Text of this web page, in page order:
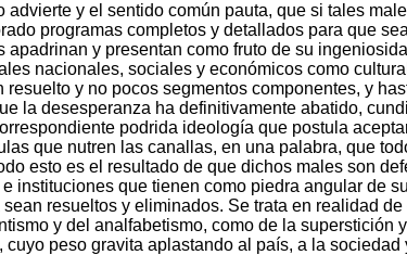
advierte y el sentido común pauta, que si tales
programas completos y detallados para que
y presentan como fruto de su
nacionales, sociales y económicos como
y no pocos segmentos componentes, y
la desesperanza ha definitivamente abatido,
podrida ideología que postula
que nutren las canallas, en una palabra, que
esto es el resultado de que dichos males son
instituciones que tienen como piedra angular de
resueltos y eliminados. Se trata en realidad
y del analfabetismo, como de la
peso gravita aplastando al país, a la sociedad